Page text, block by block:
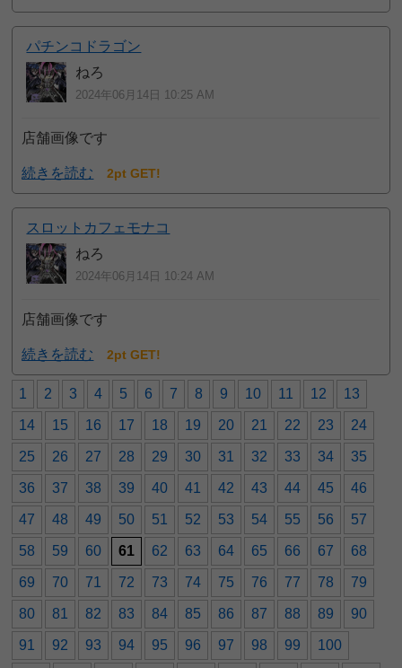
パチンコドラゴン
ねろ
2024年06月14日 10:25 AM
店舗画像です
続きを読む 2pt GET!
スロットカフェモナコ
ねろ
2024年06月14日 10:24 AM
店舗画像です
続きを読む 2pt GET!
1 2 3 4 5 6 7 8 9 10 11 12 13
14 15 16 17 18 19 20 21 22 23 24
25 26 27 28 29 30 31 32 33 34 35
36 37 38 39 40 41 42 43 44 45 46
47 48 49 50 51 52 53 54 55 56 57
58 59 60 61 62 63 64 65 66 67 68
69 70 71 72 73 74 75 76 77 78 79
80 81 82 83 84 85 86 87 88 89 90
91 92 93 94 95 96 97 98 99 100